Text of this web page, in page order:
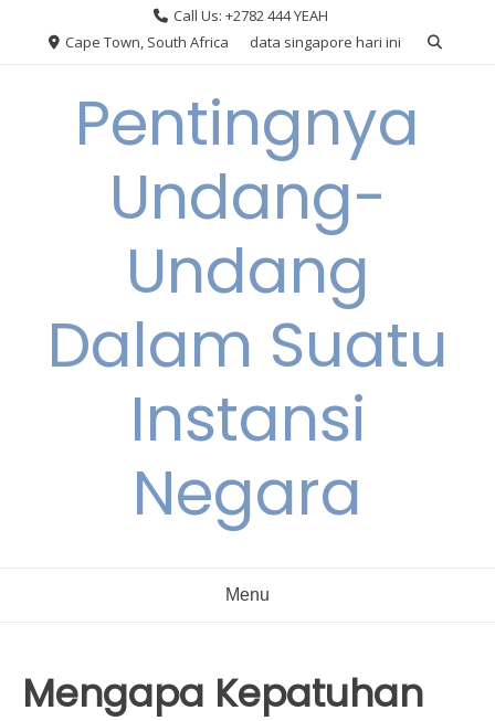
Call Us: +2782 444 YEAH
Cape Town, South Africa
data singapore hari ini
Pentingnya
Undang-
Undang
Dalam Suatu
Instansi
Negara
Menu
Mengapa Kepatuhan